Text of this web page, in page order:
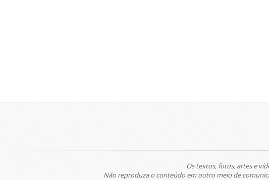
Os textos, fotos, artes e
Não reproduza o conteúdo em outro meio de